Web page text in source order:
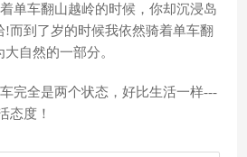
单车翻山越岭的时候，你却沉浸岛
!而到了岁的时候我依然骑着单车翻
自然的一部分。
完全是两个状态，好比生活一样---
态度！